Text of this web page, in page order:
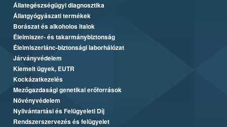
Állategészségügyi diagnosztika
Állatgyógyászati termékek
Borászat és alkoholos italok
Élelmiszer- és takarmánybiztonság
Élelmiszerlánc-biztonsági laborhálózat
Járványvédelem
Kiemelt ügyek, EUTR
Kockázatkezelés
Mezőgazdasági genetikai erőforrások
Növényvédelem
Nyilvántartási és Felügyeleti Díj
Rendszerszervezés és felügyelet